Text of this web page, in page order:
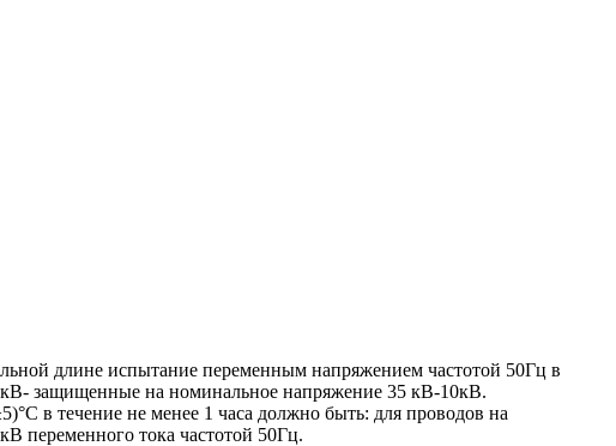
длине испытание переменным напряжением частотой 50Гц в
защищенные на номинальное напряжение 35 кВ-10кВ.
в течение не менее 1 часа должно быть: для проводов на
переменного тока частотой 50Гц.